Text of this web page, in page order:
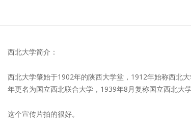
西北大学简介：
西北大学肇始于1902年的陕西大学堂，1912年始称西北
年更名为国立西北联合大学，1939年8月复称国立西北大学
这个宣传片拍的很好。